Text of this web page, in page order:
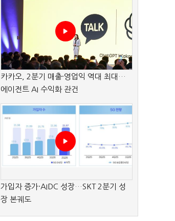
카카오, 2분기 매출·영업익 역대 최대…
에이전트 AI 수익화 관건
가입자 증가·AIDC 성장…SKT 2분기 성
장 본궤도